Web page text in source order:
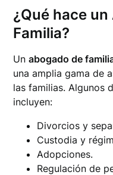
¿Qué hace
Familia?
Unabogado de
una amplia gama de
las familias. Algunos
incluyen:
Divorcios y
Custodia y
Adopciones.
Regulación de